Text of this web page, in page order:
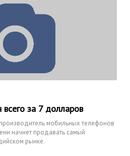
за 7 долларов
мобильных телефонов
начнет продавать самый
рынке.